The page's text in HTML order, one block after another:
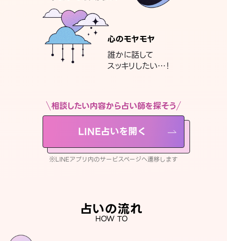
心のモヤモヤ
誰かに話して
スッキリしたい…！
相談したい内容から占い師を探そう
LINE占いを開く
※LINEアプリ内のサービスページへ遷移します
占いの流れ
HOW TO